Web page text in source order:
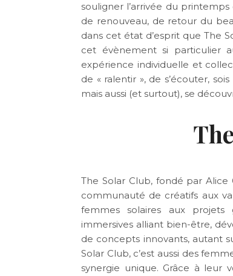
souligner l’arrivée du
de renouveau, de retour du
dans cet état d’esprit que The
cet évènement si particulier
expérience individuelle et
de « ralentir », de s’écouter,
mais aussi (et surtout), se
The Solar Club, fondé par
communauté de créatifs aux
femmes solaires aux projets
immersives alliant bien-être,
de concepts innovants, autant
Solar Club, c’est aussi des
synergie unique. Grâce à leur